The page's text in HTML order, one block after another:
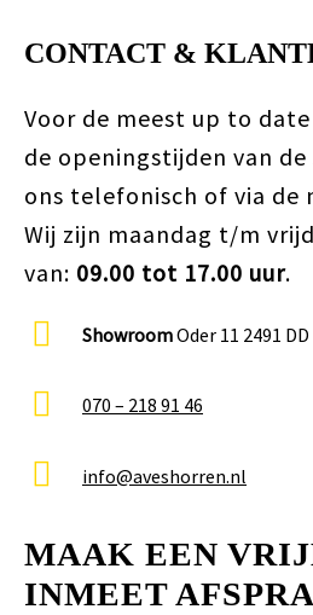
CONTACT &
Voor de meest up to
de openingstijden van
ons telefonisch of via de
Wij zijn maandag t/m
van: 09.00 tot 17.00 uur.
ShowroomOder 11 2491
070 – 218 91 46
info@aveshorren.nl
MAAK EEN
INMEET